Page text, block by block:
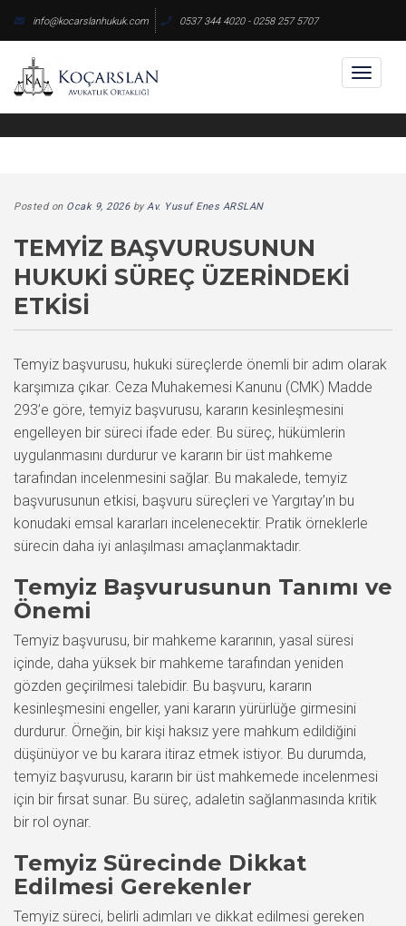
content
info@kocarslanhukuk.com 0537 344 4020 - 0258 257 5707
Posted on Ocak 9, 2026byAv. Yusuf Enes ARSLAN
TEMYIZ BAŞVURUSUNUN
HUKUKI SÜREÇ ÜZERINDEKI
ETKISI
Temyiz başvurusu, hukuki süreçlerde önemli bir adım olarak
karşımıza çıkar. Ceza Muhakemesi Kanunu (CMK) Madde
293’e göre, temyiz başvurusu, kararın kesinleşmesini
engelleyen bir süreci ifade eder. Bu süreç, hükümlerin
uygulanmasını durdurur ve kararın bir üst mahkeme
tarafından incelenmesini sağlar. Bu makalede, temyiz
başvurusunun etkisi, başvuru süreçleri ve Yargıtay’ın bu
konudaki emsal kararları incelenecektir. Pratik örneklerle
sürecin daha iyi anlaşılması amaçlanmaktadır.
Temyiz Başvurusunun Tanımı ve
Önemi
Temyiz başvurusu, bir mahkeme kararının, yasal süresi
içinde, daha yüksek bir mahkeme tarafından yeniden
gözden geçirilmesi talebidir. Bu başvuru, kararın
kesinleşmesini engeller, yani kararın yürürlüğe girmesini
durdurur. Örneğin, bir kişi haksız yere mahkum edildiğini
düşünüyor ve bu karara itiraz etmek istiyor. Bu durumda,
temyiz başvurusu, kararın bir üst mahkemede incelenmesi
için bir fırsat sunar. Bu süreç, adaletin sağlanmasında kritik
bir rol oynar.
Temyiz Sürecinde Dikkat
Edilmesi Gerekenler
Temyiz süreci, belirli adımları ve dikkat edilmesi gereken